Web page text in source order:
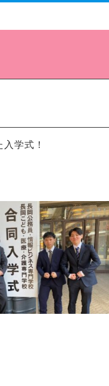
学式！